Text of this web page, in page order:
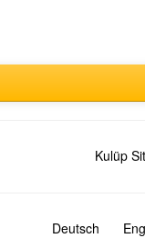
Kulüp
Deutsch